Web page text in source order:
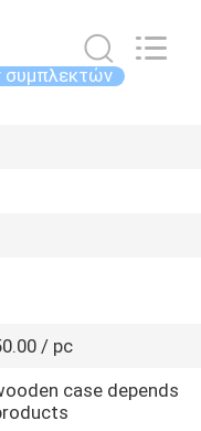
συμπλεκτών
/ pc
case depends